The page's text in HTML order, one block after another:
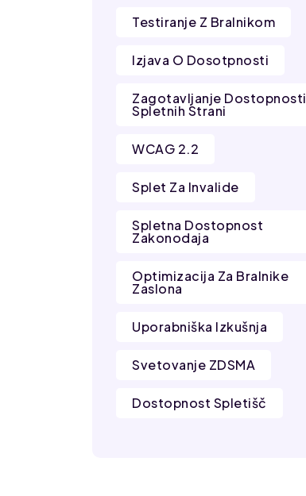
Testiranje Z Bralnikom
Izjava O Dosotpnosti
Zagotavljanje Dostopnosti
Spletnih Strani
WCAG 2.2
Splet Za Invalide
Spletna Dostopnost
Zakonodaja
Optimizacija Za Bralnike
Zaslona
Uporabniška Izkušnja
Svetovanje ZDSMA
Dostopnost Spletišč